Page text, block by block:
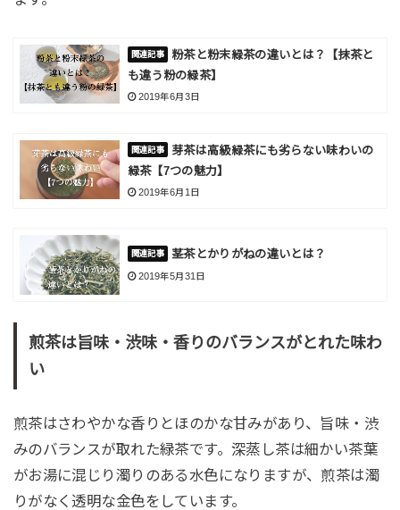
粉茶と粉末緑茶の違いとは？【抹茶と
も違う粉の緑茶】
2019年6月3日
芽茶は高級緑茶にも劣らない味わいの
緑茶【7つの魅力】
2019年6月1日
茎茶とかりがねの違いとは？
2019年5月31日
煎茶は旨味・渋味・香りのバランスがとれた味わ
い
煎茶はさわやかな香りとほのかな甘みがあり、旨味・渋
みのバランスが取れた緑茶です。深蒸し茶は細かい茶葉
がお湯に混じり濁りのある水色になりますが、煎茶は濁
りがなく透明な金色をしています。